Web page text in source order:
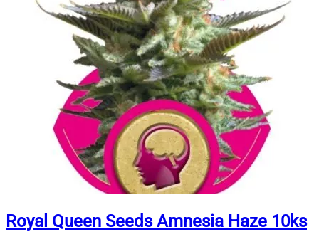
Royal Queen Seeds Amnesia Haze 10ks